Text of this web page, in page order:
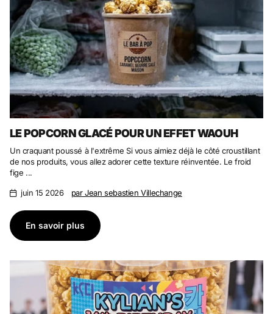
LE POPCORN GLACÉ POUR UN EFFET WAOUH
Un craquant poussé à l'extrême Si vous aimiez déjà le côté croustillant
de nos produits, vous allez adorer cette texture réinventée. Le froid
fige ...
juin 15 2026 par Jean sebastien Villechange
En savoir plus